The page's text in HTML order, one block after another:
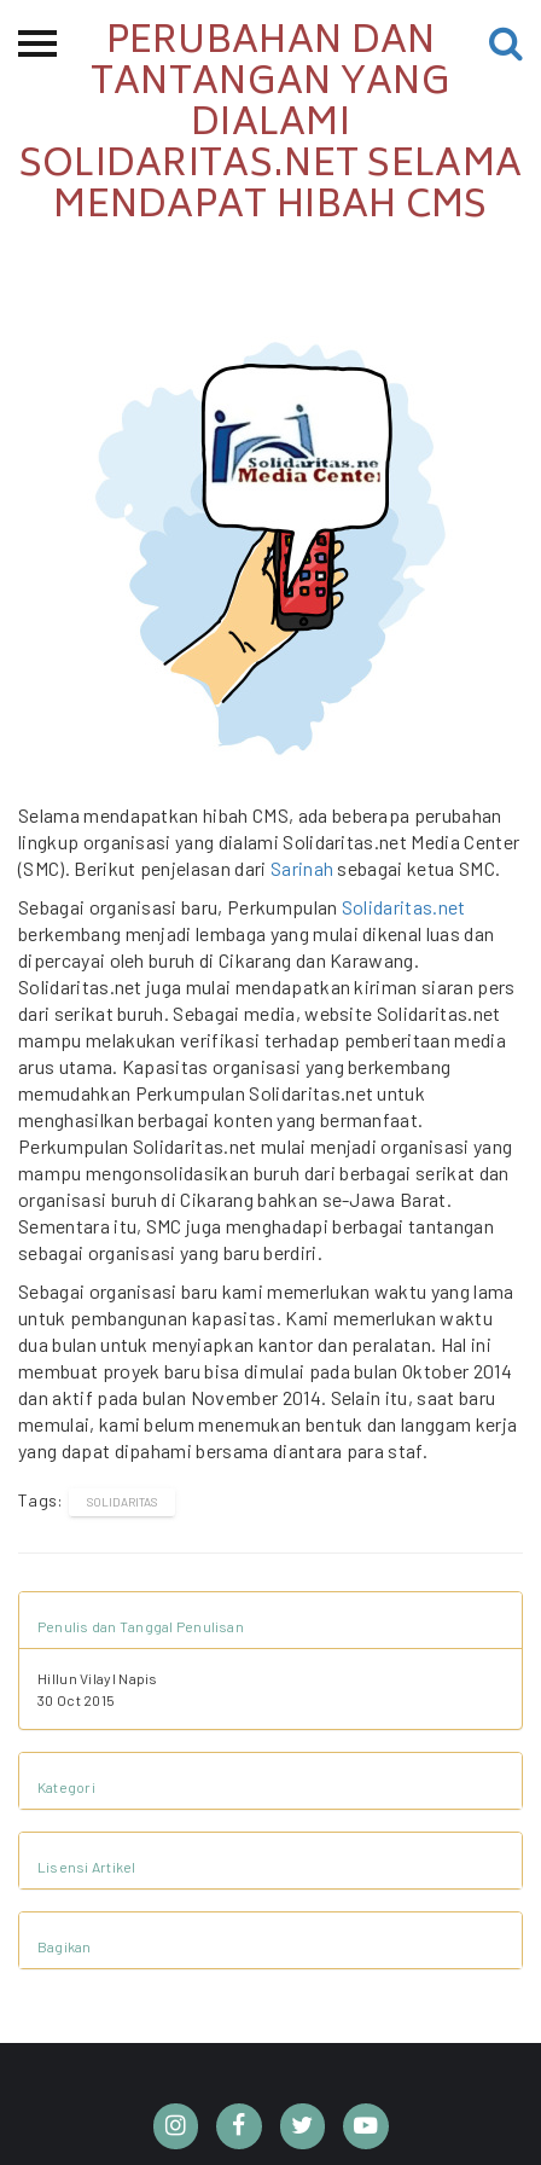
Beranda
Permohonan Hibah
Sekolah Pemikiran
Proyek Terdahulu
Kredit Web-site
PERUBAHAN DAN
TANTANGAN YANG
DIALAMI
SOLIDARITAS.NET SELAMA
MENDAPAT HIBAH CMS
Selama mendapatkan hibah CMS, ada beberapa perubahan
lingkup organisasi yang dialami Solidaritas.net Media Center
(SMC). Berikut penjelasan dari Sarinah sebagai ketua SMC.
Sebagai organisasi baru, Perkumpulan Solidaritas.net
berkembang menjadi lembaga yang mulai dikenal luas dan
dipercayai oleh buruh di Cikarang dan Karawang.
Solidaritas.net juga mulai mendapatkan kiriman siaran pers
dari serikat buruh. Sebagai media, website Solidaritas.net
mampu melakukan verifikasi terhadap pemberitaan media
arus utama. Kapasitas organisasi yang berkembang
memudahkan Perkumpulan Solidaritas.net untuk
menghasilkan berbagai konten yang bermanfaat.
Perkumpulan Solidaritas.net mulai menjadi organisasi yang
mampu mengonsolidasikan buruh dari berbagai serikat dan
organisasi buruh di Cikarang bahkan se-Jawa Barat.
Sementara itu, SMC juga menghadapi berbagai tantangan
sebagai organisasi yang baru berdiri.
Sebagai organisasi baru kami memerlukan waktu yang lama
untuk pembangunan kapasitas. Kami memerlukan waktu
dua bulan untuk menyiapkan kantor dan peralatan. Hal ini
membuat proyek baru bisa dimulai pada bulan Oktober 2014
dan aktif pada bulan November 2014. Selain itu, saat baru
memulai, kami belum menemukan bentuk dan langgam kerja
yang dapat dipahami bersama diantara para staf.
Tags: SOLIDARITAS
Penulis dan Tanggal Penulisan
Hillun Vilayl Napis
30 Oct 2015
Kategori
Lisensi Artikel
Bagikan